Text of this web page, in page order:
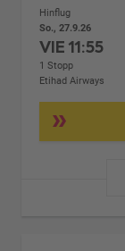
Hinflug
So., 27.9.26
VIE11:55
1 Stopp
Etihad Airways